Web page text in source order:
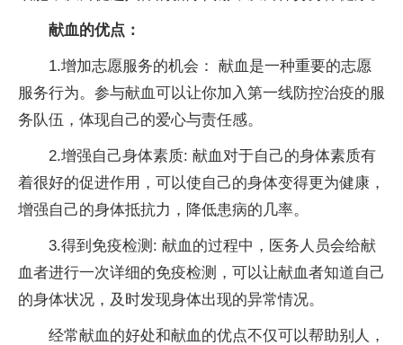
献血的优点：
1.增加志愿服务的机会： 献血是一种重要的志愿
服务行为。参与献血可以让你加入第一线防控治疫的服
务队伍，体现自己的爱心与责任感。
2.增强自己身体素质: 献血对于自己的身体素质有
着很好的促进作用，可以使自己的身体变得更为健康，
增强自己的身体抵抗力，降低患病的几率。
3.得到免疫检测: 献血的过程中，医务人员会给献
血者进行一次详细的免疫检测，可以让献血者知道自己
的身体状况，及时发现身体出现的异常情况。
经常献血的好处和献血的优点不仅可以帮助别人，